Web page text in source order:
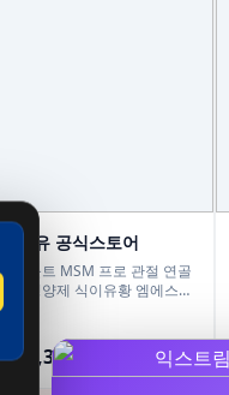
메인유 공식스토어
래 몰트 MSM 프로 관절 연골
엄 영양제 식이유황 엠에스엠
개
132,300원